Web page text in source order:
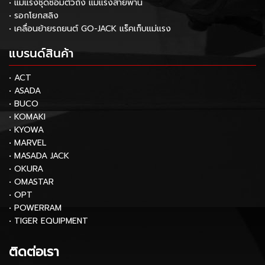
• แม่แรงชุดซ่อมตัวถัง แม่แรงสายพาน
• รอกโยกสลิง
• เคลื่อนย้ายรถยนต์ GO-JACK แร็คเก็บแม่แรง
แบรนด์สินค้า
• ACT
• ASADA
• BUCO
• KOMAKI
• KYOWA
• MARVEL
• MASADA JACK
• OKURA
• OMASTAR
• OPT
• POWERRAM
• TIGER EQUIPMENT
ติดต่อเรา